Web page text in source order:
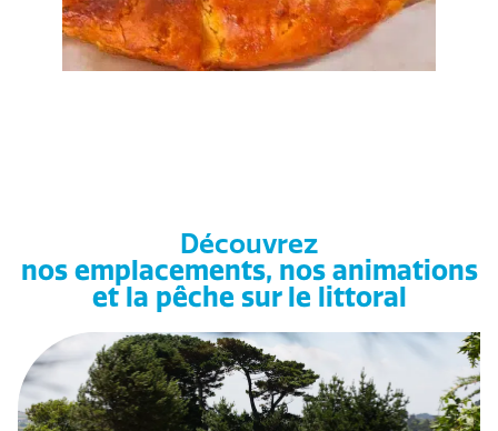
flambée au miel ?
Découvrez
nos emplacements, nos animations
et la pêche sur le littoral